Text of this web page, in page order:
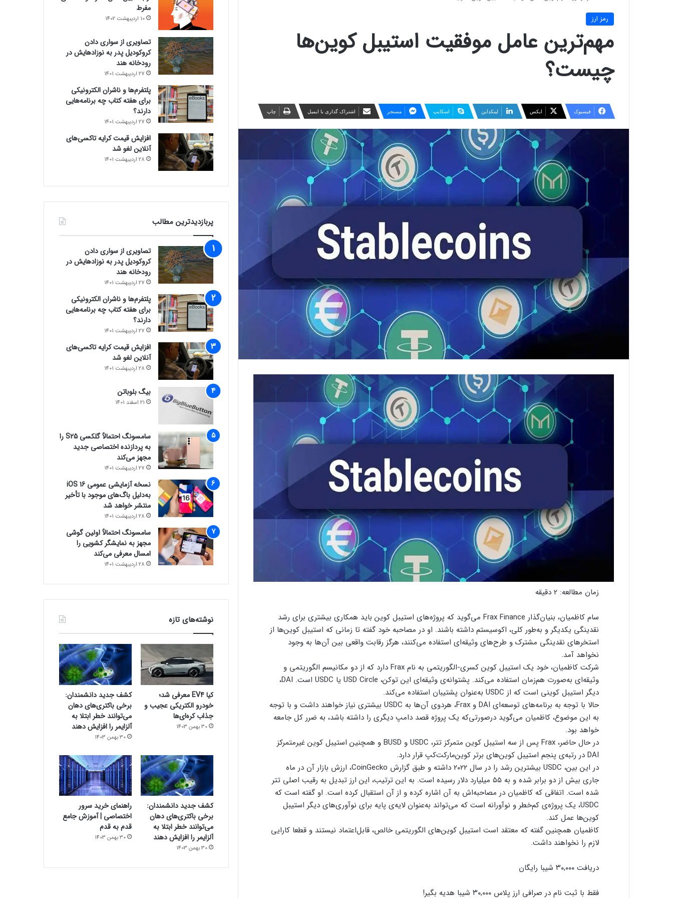
رمز ارز
مهم‌ترین عامل موفقیت استیبل کوین‌ها
چیست؟
فیسبوک ایکس لینکداین اسکایپ مسنجر اشتراک گذاری با ایمیل چاپ
زمان مطالعه: 2 دقیقه
سام کاظمیان، بنیان‌گذار Frax Finance می‌گوید که پروژه‌های استیبل کوین باید همکاری بیشتری برای رشد
نقدینگی یکدیگر و به‌طور کلی، اکوسیستم داشته باشند. او در مصاحبه خود گفته تا زمانی که استیبل کوین‌ها از
استخرهای نقدینگی مشترک و طرح‌های وثیقه‌ای استفاده می‌کنند، هرگز رقابت واقعی بین آن‌ها به وجود
نخواهد آمد.
شرکت کاظمیان، خود یک استیبل کوین کسری-الگوریتمی به نام Frax دارد که از دو مکانیسم الگوریتمی و
وثیقه‌ای به‌صورت هم‌زمان استفاده می‌کند. پشتوانه‌ی وثیقه‌ای این توکن، USD Circle یا USDC است. DAI،
دیگر استیبل کوینی است که از USDC به‌عنوان پشتیبان استفاده می‌کند.
حالا با توجه به برنامه‌های توسعه‌ای DAI و Frax، هردوی آن‌ها به USDC بیشتری نیاز خواهند داشت و با توجه
به این موضوع، کاظمیان می‌گوید درصورتی‌که یک پروژه قصد دامپ دیگری را داشته باشد، به ضرر کل جامعه
خواهد بود.
در حال حاضر، Frax پس از سه استیبل کوین متمرکز تتر، USDC و BUSD و همچنین استیبل کوین غیرمتمرکز
DAI در رتبه‌ی پنجم استیبل کوین‌های برتر کوین‌مارکت‌کپ قرار دارد.
در این‌ بین، USDC بیشترین رشد را در سال ۲۰۲۲ داشته و طبق گزارش CoinGecko، ارزش بازار آن در ماه
جاری بیش از دو برابر شده و به ۵۵ میلیارد دلار رسیده است. به‌ این‌ ترتیب، این ارز تبدیل به رقیب اصلی تتر
شده است. اتفاقی که کاظمیان در مصاحبه‌اش به آن اشاره کرده و از آن استقبال کرده است. او گفته است که
USDC، یک پروژه‌ی کم‌خطر و نوآورانه است که می‌تواند به‌عنوان لایه‌ی پایه برای نوآوری‌های دیگر استیبل
کوین‌ها عمل کند.
کاظمیان همچنین گفته که معتقد است استیبل کوین‌های الگوریتمی خالص، قابل‌اعتماد نیستند و قطعا کارایی
لازم را نخواهند داشت.
دریافت ۳۰,۰۰۰ شیبا رایگان
فقط با ثبت نام در صرافی ارز پلاس ۳۰,۰۰۰ شیبا هدیه بگیر!
کنترل مردم با چیپ‌های مغزی حقیقت دارد؟
ایلان ماسک در تلاش‌ برای کاهش قدرت
SEC؛ ریپل در کانون توجه بازار قرار گرفت!
ریزش ۷۶ درصدی تپ‌سواپ در اولین روز
معاملات! آیا بازگشتی در کار است؟
مفرط
10 اردیبهشت 1402
تصاویری از سواری دادن
کروکودیل پدر به نوزادهایش در
رودخانه هند
27 اردیبهشت 1401
پلتفرم‌ها و ناشران الکترونیکی
برای هفته کتاب چه برنامه‌هایی
دارند؟
27 اردیبهشت 1401
افزایش قیمت کرایه تاکسی‌های
آنلاین لغو شد
28 اردیبهشت 1401
پربازدیدترین مطالب
تصاویری از سواری دادن
کروکودیل پدر به نوزادهایش در
رودخانه هند
27 اردیبهشت 1401
پلتفرم‌ها و ناشران الکترونیکی
برای هفته کتاب چه برنامه‌هایی
دارند؟
27 اردیبهشت 1401
افزایش قیمت کرایه تاکسی‌های
آنلاین لغو شد
28 اردیبهشت 1401
بیگ بلوباتن
21 اسفند 1401
سامسونگ احتمالاً گلکسی S25 را
به پردازنده اختصاصی جدید
مجهز می‌کند
27 اردیبهشت 1401
نسخه آزمایشی عمومی iOS 16
به‌دلیل باگ‌های موجود با تأخیر
منتشر خواهد شد
28 اردیبهشت 1401
سامسونگ احتمالاً اولین گوشی
مجهز به نمایشگر کشویی را
امسال معرفی می‌کند
28 اردیبهشت 1401
نوشته‌های تازه
کیا EV4 معرفی شد؛
خودرو الکتریکی عجیب و
جذاب کره‌ای‌ها
30 بهمن 1403
کشف جدید دانشمندان:
برخی باکتری‌های دهان
می‌توانند خطر ابتلا به
آلزایمر را افزایش دهند
30 بهمن 1403
کشف جدید دانشمندان:
برخی باکتری‌های دهان
می‌توانند خطر ابتلا به
آلزایمر را افزایش دهند
30 بهمن 1403
راهنمای خرید سرور
اختصاصی | آموزش جامع
قدم به قدم
30 بهمن 1403